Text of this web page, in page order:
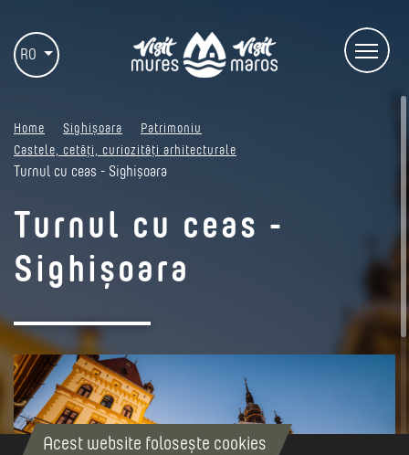
RO
Home Sighișoara
Patrimoniu
Castele, cetăți, curiozități arhitecturale
Turnul cu ceas - Sighișoara
Turnul cu ceas -
Sighișoara
Acest website folosește cookies